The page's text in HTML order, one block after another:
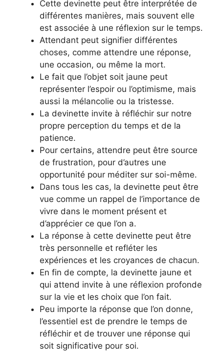
Cette devinette peut être interprétée de
différentes manières, mais souvent elle
est associée à une réflexion sur le temps.
Attendant peut signifier différentes
choses, comme attendre une réponse,
une occasion, ou même la mort.
Le fait que l’objet soit jaune peut
représenter l’espoir ou l’optimisme, mais
aussi la mélancolie ou la tristesse.
La devinette invite à réfléchir sur notre
propre perception du temps et de la
patience.
Pour certains, attendre peut être source
de frustration, pour d’autres une
opportunité pour méditer sur soi-même.
Dans tous les cas, la devinette peut être
vue comme un rappel de l’importance de
vivre dans le moment présent et
d’apprécier ce que l’on a.
La réponse à cette devinette peut être
très personnelle et refléter les
expériences et les croyances de chacun.
En fin de compte, la devinette jaune et
qui attend invite à une réflexion profonde
sur la vie et les choix que l’on fait.
Peu importe la réponse que l’on donne,
l’essentiel est de prendre le temps de
réfléchir et de trouver une réponse qui
soit significative pour soi.